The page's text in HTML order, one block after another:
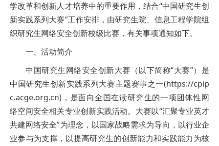
学改革和创新人才培养中的重要作用，结合“中国研究生创
新实践系列大赛”工作安排，由研究生院、信息工程学院组
织研究生网络安全创新校级比赛，有关事项通知如下。
一、活动简介
中国研究生网络安全创新大赛（以下简称“大赛”）是
中国研究生创新实践系列大赛主题赛事之一(https://cpip
c.acge.org.cn)，是面向全国在读研究生的一项团体性网
络空间安全相关专业创新实践活动。大赛以“汇聚专业英才
共建网络安全”为理念，以国家战略需求为导向，以行业企
业参与为支撑，以提高研究生的创新能力和实践能力为核